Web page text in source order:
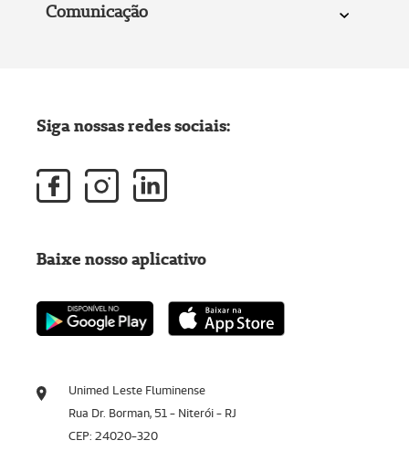
Comunicação
Unimed Leste Fluminense
Rua Dr. Borman, 51 - Niterói - RJ
CEP: 24020-320
Siga nossas redes sociais:
Baixe nosso aplicativo